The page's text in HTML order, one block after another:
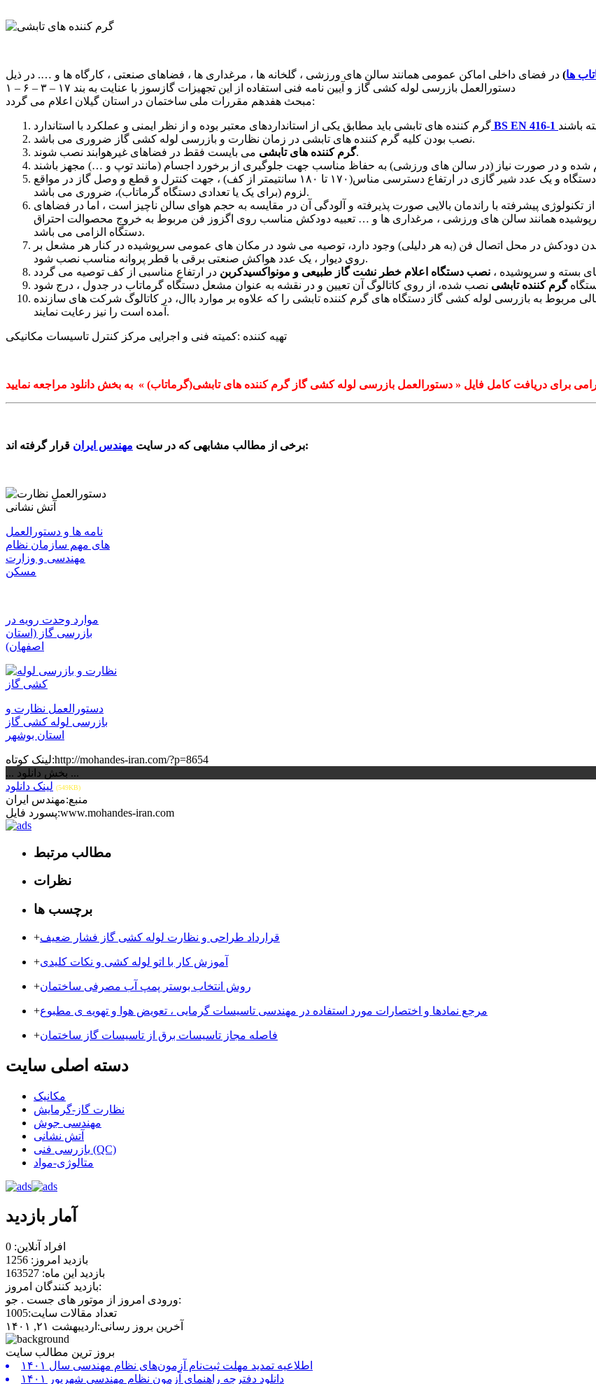
ها) در فضای داخلی اماکن عمومی همانند سالن های ورزشی ، گلخانه ها ، مرغداری ها ، فضاهای صنعتی ، کارگاه ها و …. در ذیل
دستورالعمل بازرسی لوله کشی گاز و آیین نامه فنی استفاده از این تجهیزات گازسوز با عنایت به بند ۱۷ – ۳ – ۶ – ۱
مبحث هفدهم مقررات ملی ساختمان در استان گیلان اعلام می گردد:
گرم کننده های تابشی باید مطابق یکی از استانداردهای معتبر بوده و از نظر ایمنی و عملکرد با استاندارد BS EN 416-1
نصب بودن کلیه گرم کننده های تابشی در زمان نظارت و بازرسی لوله کشی گاز ضروری می باشد.
گرم کننده های تابشیمی بایست فقط در فضاهای غیرهوابند نصب شوند.
نصب یک عدد شیر گازی (در فاصله بین ۵۰ تا ۷۰ سانتیمتر) نزدیک مشعل هر دستگاه و یک عدد شیر گازی در ارتفاع دسترسی مناس(۱۷۰ تا ۱۸۰ سانتیمتر از کف) ، جهت کنترل و قطع و وصل گاز در مواقع
لزوم (برای یک یا تعدادی دستگاه گرماتاب)، ضروری می باشد.
تکنولوژی پیشرفته با راندمان بالایی صورت پذیرفته و آلودگی آن در مقایسه به حجم هوای سالن ناچیز است ، اما در فضاهای
همانند سالن های ورزشی ، مرغداری ها و … تعبیه دودکش مناسب روی اگزوز فن مربوط به خروج محصوالت احتراق
دستگاه الزامی می باشد.
دودکش در محل اتصال فن (به هر دلیلی) وجود دارد، توصیه می شود در مکان های عمومی سرپوشیده در کنار هر مشعل بر
روی دیوار ، یک عدد هواکش صنعتی برقی با قطر پروانه مناسب نصب شود.
بسته و سرپوشیده ، نصب دستگاه اعلام خطر نشت گاز طبیعی و مونواکسیدکربن
گرم کننده تابشی
مربوط به بازرسی لوله کشی گاز دستگاه های گرم کننده تابشی را که علاوه بر موارد باال، در کاتالوگ شرکت های سازنده
آمده است را نیز رعایت نمایند.
تهیه کننده :کمیته فنی و اجرایی مرکز کنترل تاسیسات مکانیکی
برخی از مطالب مشابهی که در سایت مهندس ایران قرار گرفته اند:
نامه ها و دستورالعمل
های مهم سازمان نظام
مهندسی و وزارت
مسکن
موارد وحدت رویه در
بازرسی گاز (استان
اصفهان)
دستورالعمل نظارت و
بازرسی لوله کشی گاز
استان بوشهر
لینک کوتاه:http://mohandes-iran.com/?p=8654
... بخش دانلود ...
لینک دانلود
(549KB)
منبع:مهندس ایران
پسورد فایل:www.mohandes-iran.com
مطالب مرتبط
نظرات
برچسب ها
+قرارداد طراحی و نظارت لوله کشی گاز فشار ضعیف
+آموزش کار با اتو لوله کشی و نکات کلیدی
+روش انتخاب بوستر پمپ آب مصرفی ساختمان
+مرجع نمادها و اختصارات مورد استفاده در مهندسی تاسیسات گرمایی ، تعویض هوا و تهویه ی مطبوع
+فاصله مجاز تاسیسات برق از تاسیسات گاز ساختمان
دسته اصلی سایت
مکانیک
نظارت گاز-گرمایش
مهندسی جوش
آتش نشانی
بازرسی فنی (QC)
متالوژی-مواد
آمار بازدید
افراد آنلاین: 0
بازدید امروز: 1256
بازدید این ماه: 163527
بازدید کنندگان امروز:
ورودی امروز از موتور های جست . جو:
تعداد مقالات سایت:1005
آخرین بروز رسانی:اردیبهشت ۲۱, ۱۴۰۱
بروز ترین مطالب سایت
اطلاعیه تمدید مهلت ثبت‌نام آزمون‌های نظام مهندسی سال ۱۴۰۱
دانلود دفترچه راهنمای آزمون نظام مهندسی شهریور ۱۴۰۱